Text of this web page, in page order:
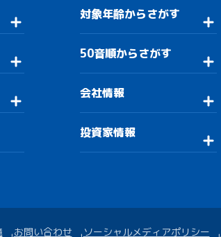
対象年齢からさがす
50音順からさがす
会社情報
投資家情報
お問い合わせ ソーシャルメディアポリシー